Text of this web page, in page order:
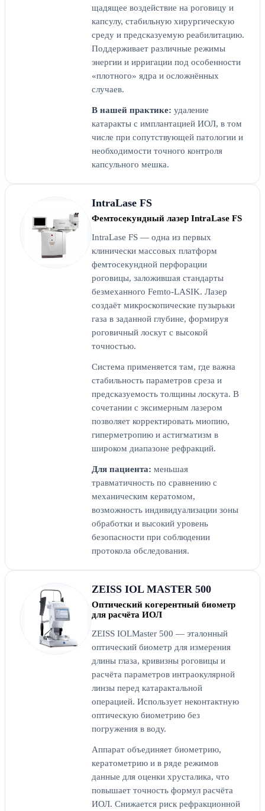
щадящее воздействие на роговицу и
капсулу, стабильную хирургическую
среду и предсказуемую реабилитацию.
Поддерживает различные режимы
энергии и ирригации под особенности
«плотного» ядра и осложнённых
случаев.
В нашей практике: удаление
катаракты с имплантацией ИОЛ, в том
числе при сопутствующей патологии и
необходимости точного контроля
капсульного мешка.
IntraLase FS
Фемтосекундный лазер IntraLase FS
IntraLase FS — одна из первых
клинически массовых платформ
фемтосекундной перфорации
роговицы, заложившая стандарты
безмеханного Femto-LASIK. Лазер
создаёт микроскопические пузырьки
газа в заданной глубине, формируя
роговичный лоскут с высокой
точностью.
Система применяется там, где важна
стабильность параметров среза и
предсказуемость толщины лоскута. В
сочетании с эксимерным лазером
позволяет корректировать миопию,
гиперметропию и астигматизм в
широком диапазоне рефракций.
Для пациента: меньшая
травматичность по сравнению с
механическим кератомом,
возможность индивидуализации зоны
обработки и высокий уровень
безопасности при соблюдении
протокола обследования.
ZEISS IOL MASTER 500
Оптический когерентный биометр
для расчёта ИОЛ
ZEISS IOLMaster 500 — эталонный
оптический биометр для измерения
длины глаза, кривизны роговицы и
расчёта параметров интраокулярной
линзы перед катарактальной
операцией. Использует неконтактную
оптическую биометрию без
погружения в воду.
Аппарат объединяет биометрию,
кератометрию и в ряде режимов
данные для оценки хрусталика, что
повышает точность формул расчёта
ИОЛ. Снижается риск рефракционной